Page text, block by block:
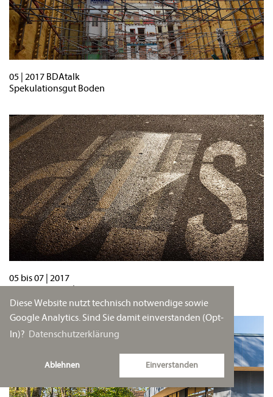
Diese Website nutzt technisch notwendige sowie
Google Analytics. Sind Sie damit einverstanden (Opt-
In)? Datenschutzerklärung
Ablehnen Einverstanden
05 | 2017 BDAtalk
Spekulationsgut Boden
05 bis 07 | 2017
Bodennutzung | TUM